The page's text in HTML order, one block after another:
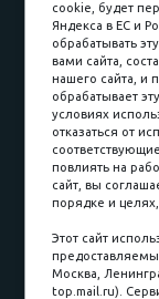
Карьера в
cookie, будет
Яндекса в ЕС и
обрабатывать
вами сайта,
нашего сайта, и
обрабатывает
условиях
отказаться от
повлиять на
сайт, вы
порядке и
Этот сайт
Москва,
top.mail.ru).